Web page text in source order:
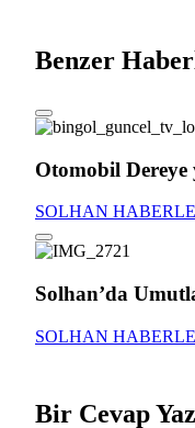
Benzer
Otomobil Dereye
SOLHAN
Solhan’da
SOLHAN
Bir Cevap Yaz